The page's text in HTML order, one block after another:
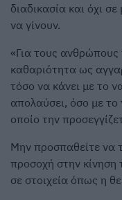
διαδικασία και όχι
να γίνουν.
«Για τους ανθρώπους
καθαριότητα ως
τόσο να κάνει με το
απολαύσει, όσο με
οποίο την
Μην προσπαθείτε να
προσοχή στην
σε στοιχεία όπως η